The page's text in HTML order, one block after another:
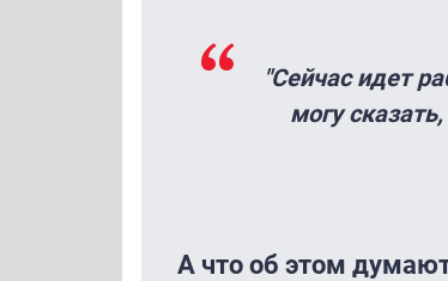
"Сейчас идет
могу
А что об этом